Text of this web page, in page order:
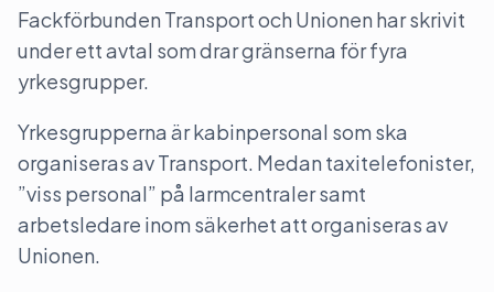
Fackförbunden Transport och Unionen har skrivit
under ett avtal som drar gränserna för fyra
yrkesgrupper.
Yrkesgrupperna är kabinpersonal som ska
organiseras av Transport. Medan taxitelefonister,
”viss personal” på larmcentraler samt
arbetsledare inom säkerhet att organiseras av
Unionen.